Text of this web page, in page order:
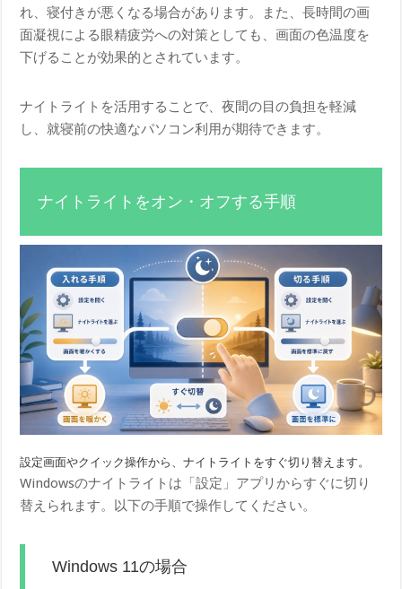
れ、寝付きが悪くなる場合があります。また、長時間の画
面凝視による眼精疲労への対策としても、画面の色温度を
下げることが効果的とされています。
ナイトライトを活用することで、夜間の目の負担を軽減
し、就寝前の快適なパソコン利用が期待できます。
ナイトライトをオン・オフする手順
設定画面やクイック操作から、ナイトライトをすぐ切り替えます。
Windowsのナイトライトは「設定」アプリからすぐに切り
替えられます。以下の手順で操作してください。
Windows 11の場合